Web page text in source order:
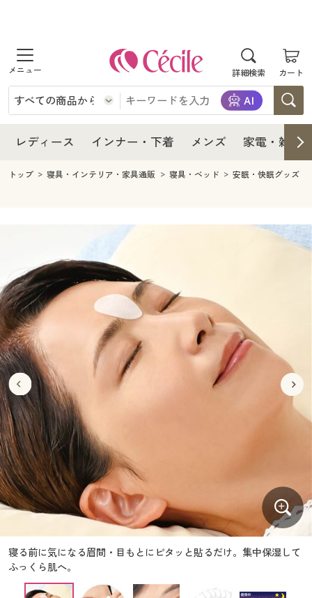
詳細検索 カート
商品を探す
レディース
レディースファッション
インナー・下着
インナー・下着通販すべて
ジュニア・ティーンズ下着
メンズ
メンズ下着
家電
キッチン・雑貨・日用品
寝具・インテリア・家具
寝具・インテリア・家具通販すべて
家具・収納
寝具・ベッド
カーテン・ラグ・ファブリック
美容・健康
美容・健康通販すべて
美容・健康・サプリメント
制服・スクール
制服・スクールすべて
制服・学生服
ジュニア・ティーンズ下着
大きいサイズ
大きいサイズ通販すべて
大きいサイズ レディース服
大きいサイズ レディース下着
大きいサイズ メンズ
大きいサイズ 事務・制服
バーゲン
バーゲンセール
シークレットセール
詳細検索
商品カテゴリ一覧
カタログ
カタログ・チラシからのご注文
デジタルカタログ
レディース インナー・下着 メンズ 家電・雑貨
レディース
レディース通販すべて
レディースファッション
インナー・下着
インナー・下着通販すべて
ジュニア・ティーンズ下着
メンズ
キッチン・雑貨・日用品
家具・収納
寝具・ベッド
カーテン・ラグ・ファブリック
美容・健康通販すべて
美容・健康・サプリメント
制服・スクール
制服・スクールすべて
制服・学生服
ジュニア・ティーンズ下着
大きいサイズ
大きいサイズ通販すべて
大きいサイズ レディース服
大きいサイズ レディース下着
大きいサイズ メンズ
大きいサイズ 事務・制服
バーゲン
バーゲンセール
シークレットセール
詳細検索
商品カテゴリ一覧
カタログ
カタログ・チラシからのご注文
カタログ無料プレゼント
トップ 寝具・インテリア・家具通販 寝具・ベッド 安眠・快眠グッズ
寝る前に気になる眉間・目もとにピタッと貼るだけ。集中保湿して
ふっくら肌へ。